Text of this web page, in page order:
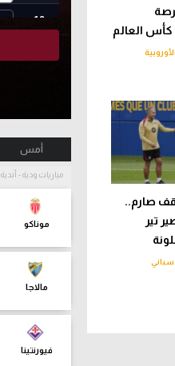
كأس العالم
صارم..
تير
أمس
مباريات ودية - أندية
موناكو
مالاجا
فيورنتينا